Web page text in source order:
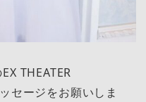
THEATER
セージをお願いしま